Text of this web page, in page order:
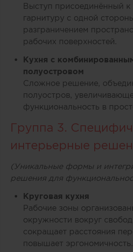
Выступ присоединённый к
гарнитуру с одной
разграничением
рабочих поверхностей.
Кухня с
полуостровом
Сложное решение,
полуостров,
функциональность в
Группа 3.
интерьерные
(Уникальные формы и
решения для
Круговая кухня
Рабочие зоны
окружности вокруг
сокращает расстояния
повышает эргономичность.